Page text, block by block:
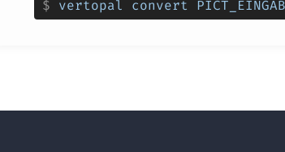
$ vertopal convert